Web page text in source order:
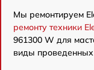
Мы ремонтируем
ремонту техники
961300 W для
виды проведенных